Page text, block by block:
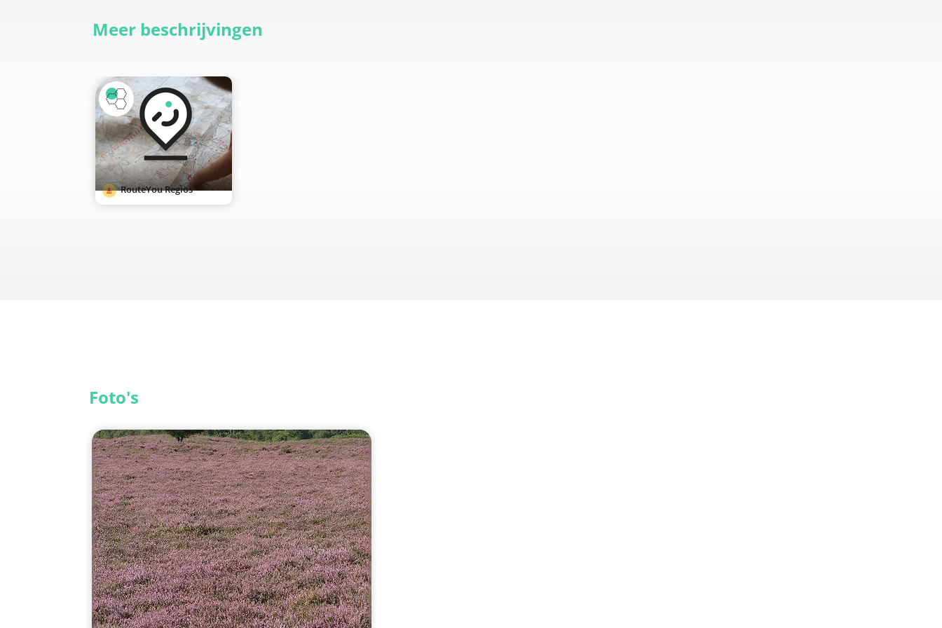
Meer beschrijvingen
RouteYou Regios
Foto's